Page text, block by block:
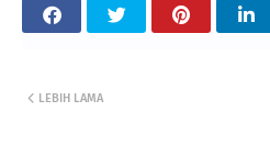
LEBIH LAMA